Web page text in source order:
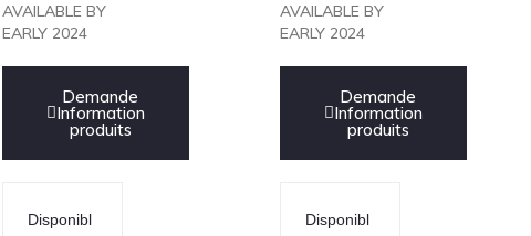
AVAILABLE BY
EARLY 2024
Demande
Information
produits
Disponibl
AVAILABLE BY
EARLY 2024
Demande
Information
produits
Disponibl